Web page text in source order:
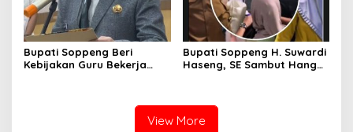
Bupati Soppeng Beri
Kebijakan Guru Bekerja
Bupati Soppeng H. Suwardi
Haseng, SE Sambut Hangat
View More